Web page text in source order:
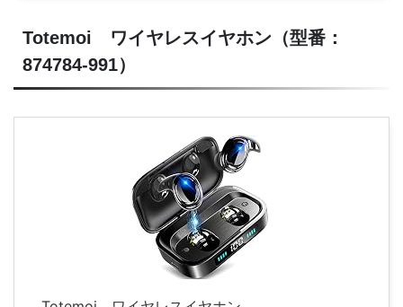
Totemoi ワイヤレスイヤホン（型番：
874784-991）